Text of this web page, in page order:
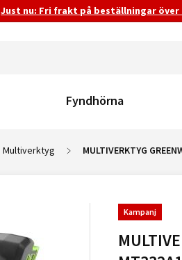
Just nu: Fri frakt på beställningar över
Fyndhörna
Multiverktyg MULTIVERKTYG
Kampanj